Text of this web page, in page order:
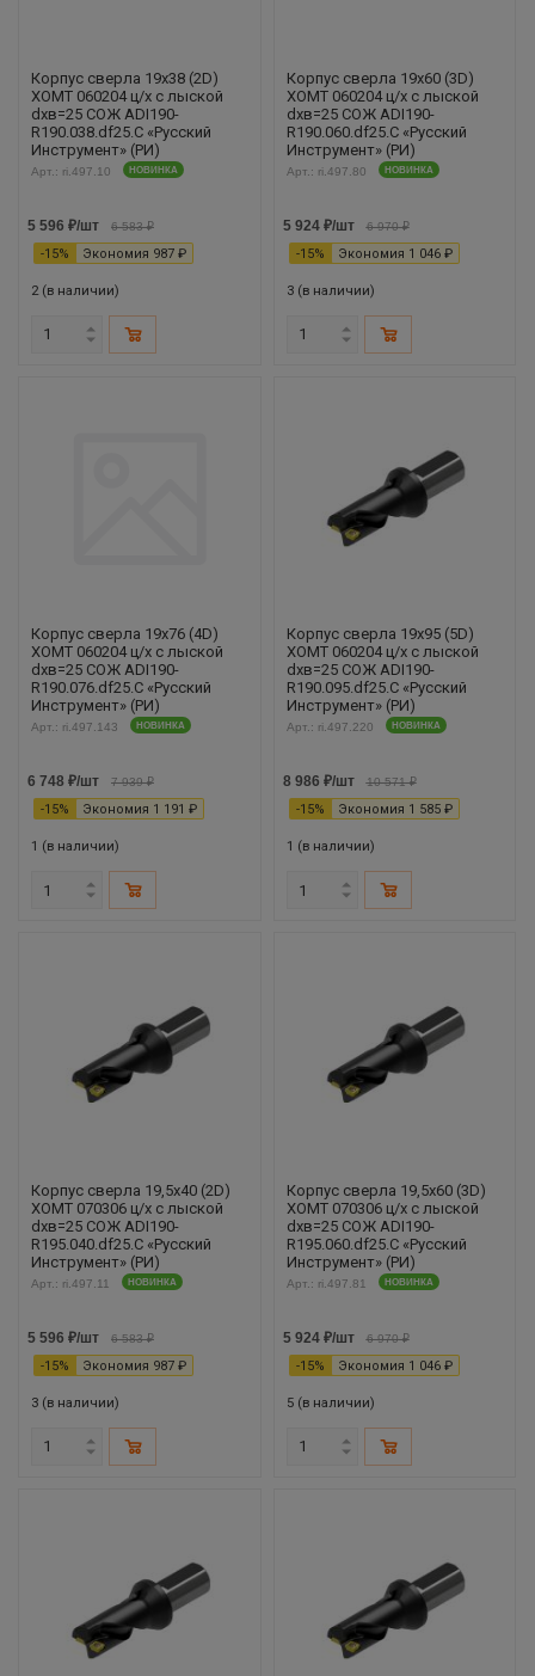
Корпус сверла 19х38 (2D)
XOMT 060204 ц/х с лыской
dхв=25 СОЖ ADI190-
R190.038.df25.С «Русский
Инструмент» (РИ)
Арт.: ri.497.10 НОВИНКА
5 596 ₽/шт 6 583₽
-15% Экономия 987 ₽
2 (в наличии)
Корпус сверла 19х60 (3D)
XOMT 060204 ц/х с лыской
dхв=25 СОЖ ADI190-
R190.060.df25.С «Русский
Инструмент» (РИ)
Арт.: ri.497.80 НОВИНКА
5 924₽/шт 6 970₽
-15% Экономия 1 046₽
3 (в наличии)
Корпус сверла 19х76 (4D)
XOMT 060204 ц/х с лыской
dхв=25 СОЖ ADI190-
R190.076.df25.С «Русский
Инструмент» (РИ)
Арт.: ri.497.143 НОВИНКА
6 748 ₽/шт 7 939₽
-15% Экономия 1 191 ₽
1 (в наличии)
Корпус сверла 19х95 (5D)
XOMT 060204 ц/х с лыской
dхв=25 СОЖ ADI190-
R190.095.df25.С «Русский
Инструмент» (РИ)
Арт.: ri.497.220 НОВИНКА
8 986 ₽/шт 10 571₽
-15% Экономия 1 585₽
1 (в наличии)
Корпус сверла 19,5х40 (2D)
XOMT 070306 ц/х с лыской
dхв=25 СОЖ ADI190-
R195.040.df25.С «Русский
Инструмент» (РИ)
Арт.: ri.497.11 НОВИНКА
5 596 ₽/шт 6 583₽
-15% Экономия 987 ₽
3 (в наличии)
Корпус сверла 19,5х60 (3D)
XOMT 070306 ц/х с лыской
dхв=25 СОЖ ADI190-
R195.060.df25.С «Русский
Инструмент» (РИ)
Арт.: ri.497.81 НОВИНКА
5 924₽/шт 6 970₽
-15% Экономия 1 046₽
5 (в наличии)